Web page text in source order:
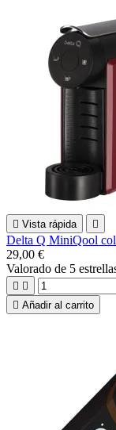
 Vista rápida 
Delta Q MiniQool
29,00 €
Valorado de 5
 
 Añadir al carrito